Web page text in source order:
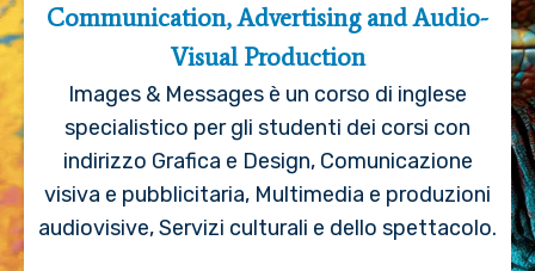
Communication, Advertising and Audio-
Visual Production
Images & Messages è un corso di inglese
specialistico per gli studenti dei corsi con
indirizzo Grafica e Design, Comunicazione
visiva e pubblicitaria, Multimedia e produzioni
audiovisive, Servizi culturali e dello spettacolo.